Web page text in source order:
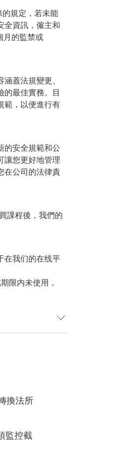
的規定，若未能
全資訊，僱主和
月的監禁或
蓋法規變更、
的最佳實務。目
範，以便進行有
的安全規範和公
讓您更好地管理
在公司的法律責
課程後，我們的
在我们的在线平
限内未使用，
換法所
監控截